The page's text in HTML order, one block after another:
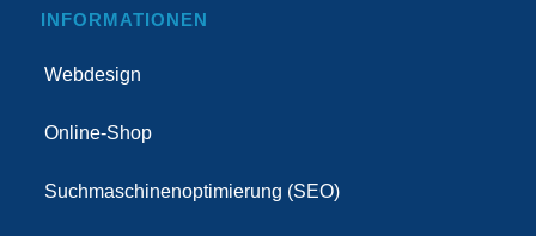
INFORMATIONEN
Webdesign
Online-Shop
Suchmaschinenoptimierung (SEO)